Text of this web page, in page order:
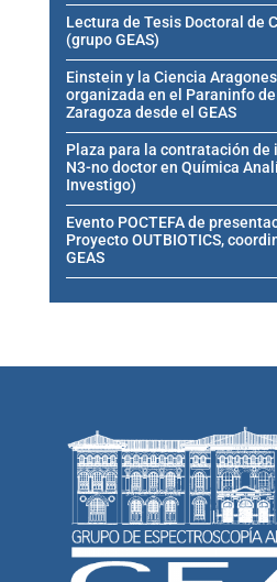
Lectura de Tesis Doctoral de
(grupo GEAS)
Einstein y la Ciencia
organizada en el Paraninfo
Zaragoza desde el GEAS
Plaza para la contratación
N3-no doctor en Química
Investigo)
Evento POCTEFA de
Proyecto OUTBIOTICS,
GEAS